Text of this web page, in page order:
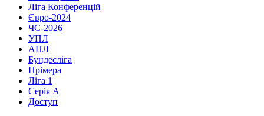
Ліга Конференцій
Євро-2024
ЧС-2026
УПЛ
АПЛ
Бундесліга
Прімера
Ліга 1
Серія А
Доступ